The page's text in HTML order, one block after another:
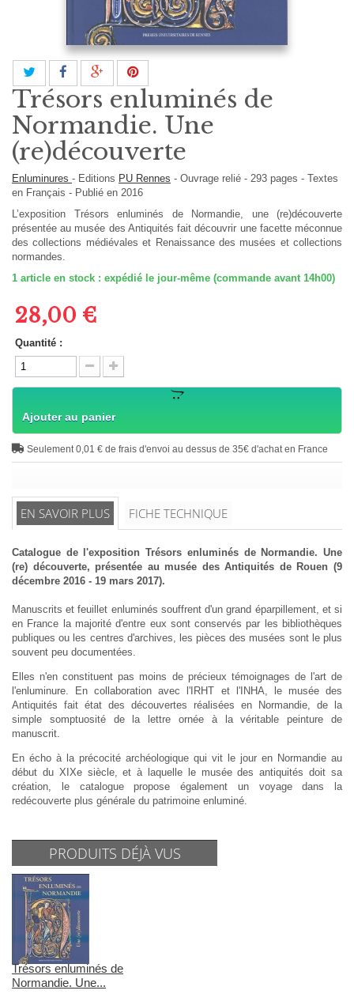
Trésors enluminés de
Normandie. Une
(re)découverte
Enluminures - Editions PU Rennes - Ouvrage relié - 293 pages - Textes
en Français - Publié en 2016
L’exposition Trésors enluminés de Normandie, une (re)découverte
présentée au musée des Antiquités fait découvrir une facette méconnue
des collections médiévales et Renaissance des musées et collections
normandes.
1 article en stock : expédié le jour-même (commande avant 14h00)
28,00 €
Quantité :
Ajouter au panier
Seulement 0,01 € de frais d'envoi au dessus de 35€ d'achat en France
EN SAVOIR PLUS FICHE TECHNIQUE
Catalogue de l'exposition Trésors enluminés de Normandie. Une
(re) découverte, présentée au musée des Antiquités de Rouen (9
décembre 2016 - 19 mars 2017).
Manuscrits et feuillet enluminés souffrent d'un grand éparpillement, et si
en France la majorité d'entre eux sont conservés par les bibliothèques
publiques ou les centres d'archives, les pièces des musées sont le plus
souvent peu documentées.
Elles n'en constituent pas moins de précieux témoignages de l'art de
l'enluminure. En collaboration avec l'IRHT et l'INHA, le musée des
Antiquités fait état des découvertes réalisées en Normandie, de la
simple somptuosité de la lettre ornée à la véritable peinture de
manuscrit.
En écho à la précocité archéologique qui vit le jour en Normandie au
début du XIXe siècle, et à laquelle le musée des antiquités doit sa
création, le catalogue propose également un voyage dans la
redécouverte plus générale du patrimoine enluminé.
PRODUITS DÉJÀ VUS
Trésors enluminés de
Normandie. Une...